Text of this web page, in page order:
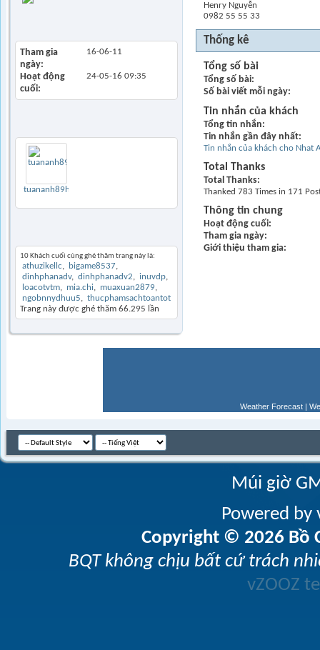
Tham gia
ngày
16-06-11
Hoạt động
cuối
24-05-16 09:35
tuananh89hp
10 Khách cuối cùng ghé thăm trang này là:
athuzikellc
bigame8537
dinhphanadv
dinhphanadv2
inuvdp
loacotvtm
mia.chi
muaxuan2879
ngobnnydhuu5
thucphamsachtoantot
Trang này được ghé thăm 66.295 lần
Henry Nguyễn
0982 55 55 33
Thống kê
Tổng số bài
Tổng số bài
Số bài viết mỗi ngày
Tin nhắn của khách
Tổng tin nhắn
Tin nhắn gần đây nhất
Tin nhắn của khách cho Nhat
Total Thanks
Total Thanks
Thanked 783 Times in 171
Thông tin chung
Hoạt động cuối
Tham gia ngày
Giới thiệu tham gia
Weather Forecast |
Múi giờ
Powered
Copyright © 2026 Bồ
BQT không chịu bất cứ trách
vZOOZ